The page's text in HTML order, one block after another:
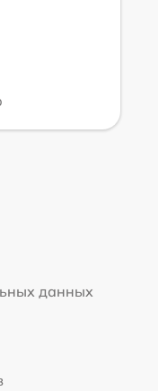
данных